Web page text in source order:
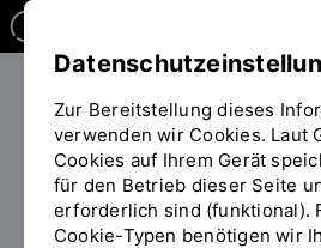
PERSONEN
Michaela Pielmeier
Zur Bereitstellung dieses
verwenden wir Cookies. Laut
Cookies auf Ihrem Gerät
für den Betrieb dieser Seite
erforderlich sind (funktional).
Cookie-Typen benötigen wir